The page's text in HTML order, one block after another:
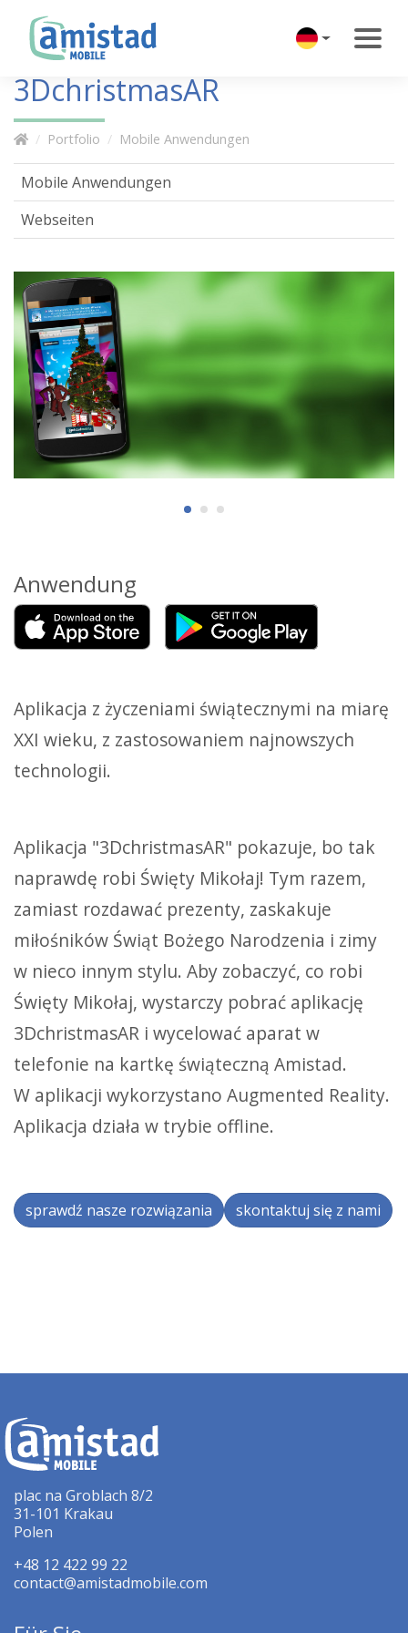
3DchristmasAR
Portfolio Mobile Anwendungen
Anwendung
Aplikacja z życzeniami świątecznymi na miarę
XXI wieku, z zastosowaniem najnowszych
technologii.
Aplikacja "3DchristmasAR" pokazuje, bo tak
naprawdę robi Święty Mikołaj! Tym razem,
zamiast rozdawać prezenty, zaskakuje
miłośników Świąt Bożego Narodzenia i zimy
w nieco innym stylu. Aby zobaczyć, co robi
Święty Mikołaj, wystarczy pobrać aplikację
3DchristmasAR i wycelować aparat w
telefonie na kartkę świąteczną Amistad.
W aplikacji wykorzystano Augmented Reality.
Aplikacja działa w trybie offline.
sprawdź nasze rozwiązania skontaktuj się z nami
Mobile Anwendungen
Webseiten
plac na Groblach 8/2
31-101 Krakau
Polen
+48 12 422 99 22
contact@amistadmobile.com